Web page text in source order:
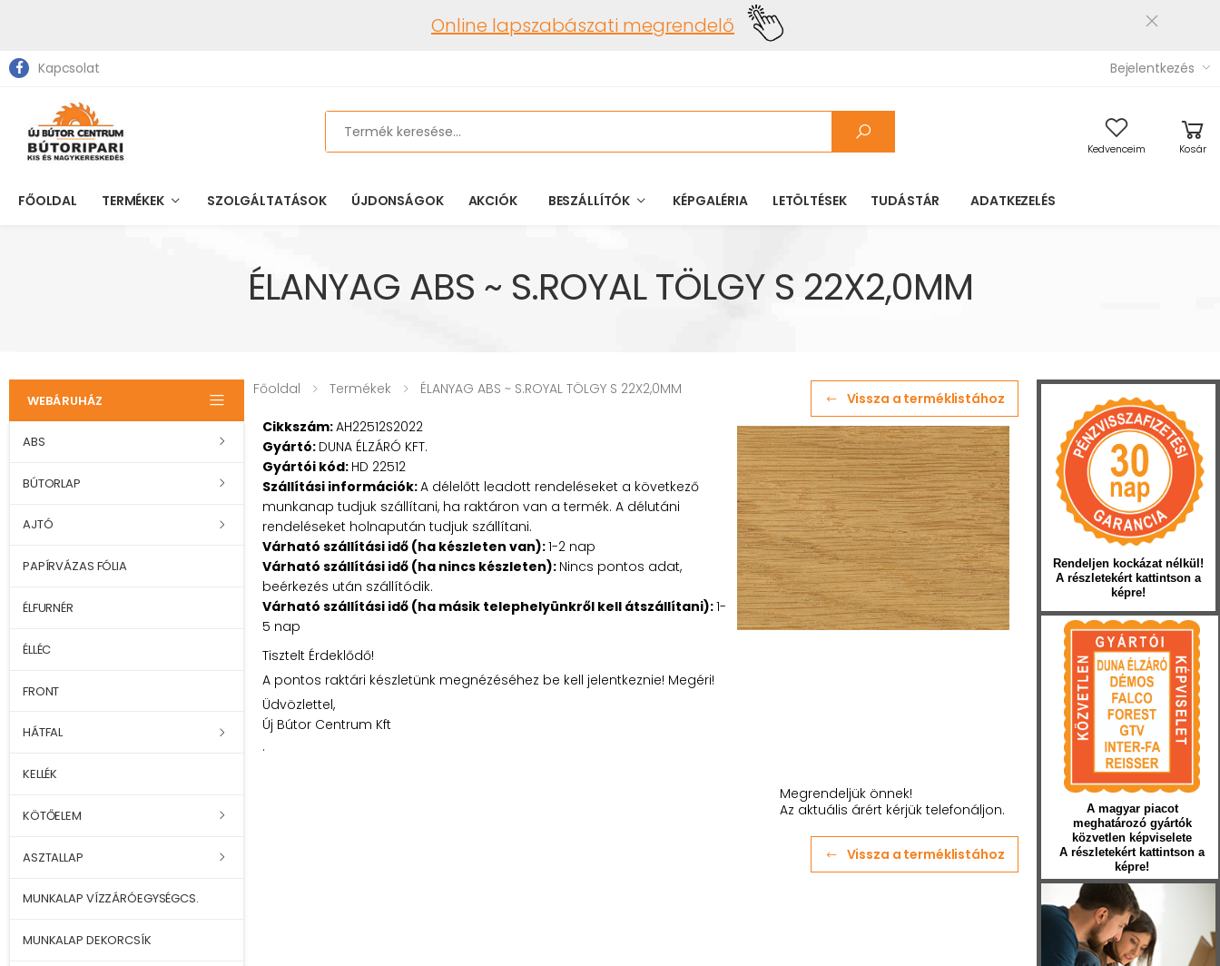
Online lapszabászati megrendelő
Kapcsolat Bejelentkezés
Search
Kedvenceim Kosár
FŐOLDAL TERMÉKEK SZOLGÁLTATÁSOK ÚJDONSÁGOK AKCIÓK BESZÁLLÍTÓK KÉPGALÉRIA LETÖLTÉSEK TUDÁSTÁR ADATKEZELÉS
ÉLANYAG ABS ~ S.ROYAL TÖLGY S 22X2,0MM
WEBÁRUHÁZ
ABS
BÚTORLAP
AJTÓ
PAPÍRVÁZAS FÓLIA
ÉLFURNÉR
ÉLLÉC
FRONT
HÁTFAL
KELLÉK
KÖTŐELEM
ASZTALLAP
MUNKALAP VÍZZÁRÓEGYSÉGCS.
MUNKALAP DEKORCSÍK
Főoldal Termékek ÉLANYAG ABS ~ S.ROYAL TÖLGY S 22X2,0MM
Vissza a terméklistához
Cikkszám:AH22512S2022
Gyártó: DUNA ÉLZÁRÓ KFT.
Gyártói kód: HD 22512
Szállítási információk:A délelőtt leadott rendeléseket a következő
munkanap tudjuk szállítani, ha raktáron van a termék. A délutáni
rendeléseket holnapután tudjuk szállítani.
Várható szállítási idő (ha készleten van):1-2 nap
Várható szállítási idő (ha nincs készleten): Nincs pontos adat,
beérkezés után szállítódik.
Várható szállítási idő (ha másik telephelyünkről kell átszállítani):1-
5 nap
Tisztelt Érdeklődő!
A pontos raktári készletünk megnézéséhez be kell jelentkeznie! Megéri!
Üdvözlettel,
Új Bútor Centrum Kft
.
Megrendeljük önnek!
Az aktuális árért kérjük telefonáljon.
Vissza a terméklistához
Rendeljen kockázat nélkül!
A részletekért kattintson a
képre!
A magyar piacot
meghatározó gyártók
közvetlen képviselete
A részletekért kattintson a
képre!